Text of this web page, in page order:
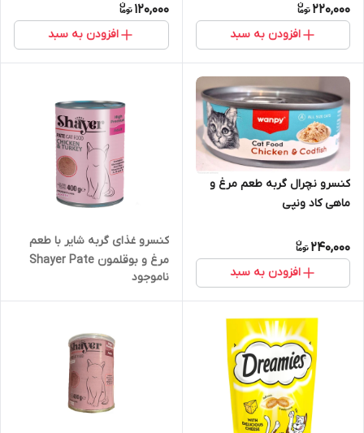
220,000
افزودن به سبد
120,000
افزودن به سبد
کنسرو نچرال گربه طعم مرغ و
ماهی کاد ونپی
240,000
افزودن به سبد
کنسرو غذای گربه شایر با طعم
مرغ و بوقلمون Shayer Pate
400 گرم
ناموجود